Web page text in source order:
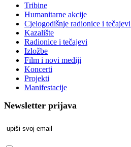
Tribine
Humanitarne akcije
Cjelogodišnje radionice i
Kazalište
Radionice i tečajevi
Izložbe
Film i novi mediji
Koncerti
Projekti
Manifestacije
Newsletter prijava